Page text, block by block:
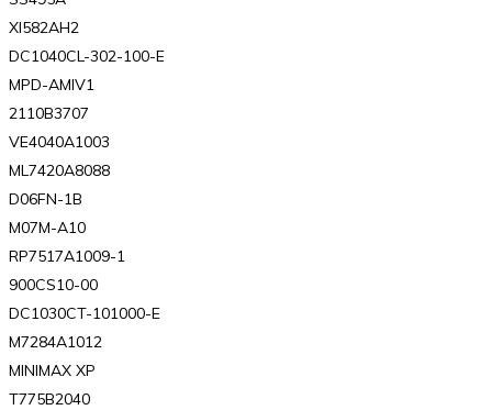
XI582AH2
DC1040CL-302-100-E
MPD-AMIV1
2110B3707
VE4040A1003
ML7420A8088
D06FN-1B
M07M-A10
RP7517A1009-1
900CS10-00
DC1030CT-101000-E
M7284A1012
MINIMAX XP
T775B2040